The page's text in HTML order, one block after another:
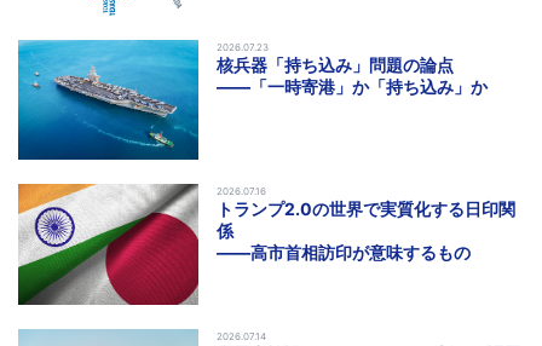
2026.07.23
核兵器「持ち込み」問題の論点
――「一時寄港」か「持ち込み」か
2026.07.16
トランプ2.0の世界で実質化する日印関
係
――高市首相訪印が意味するもの
2026.07.14